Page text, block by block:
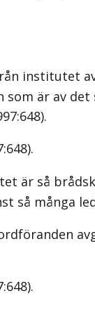
institutet
är av
är så
så många